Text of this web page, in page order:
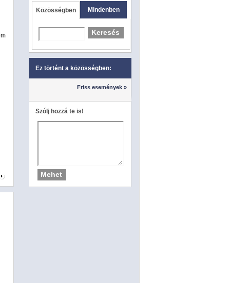
Közösségben Mindenben
Ez történt a közösségben:
Friss események »
Szólj hozzá te is!